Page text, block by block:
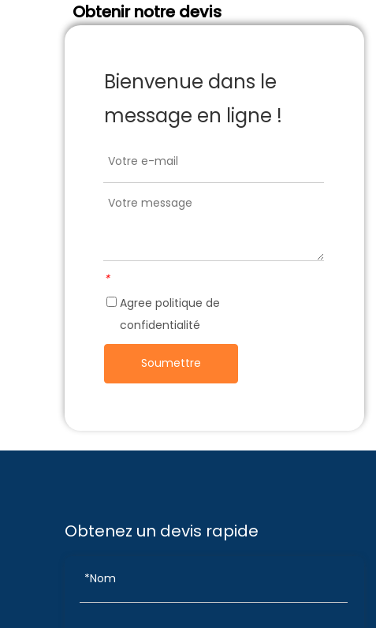
Obtenir notre devis
Bienvenue dans le
message en ligne !
*
Agree politique de
confidentialité
Soumettre
Obtenez un devis rapide